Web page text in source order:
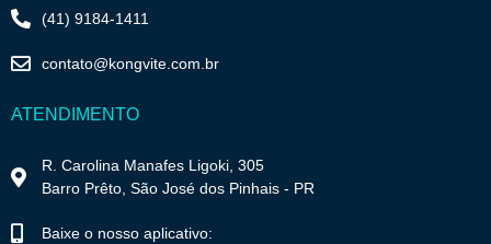
(41) 9184-1411
contato@kongvite.com.br
ATENDIMENTO
R. Carolina Manafes Ligoki, 305
Barro Prêto, São José dos Pinhais - PR
Baixe o nosso aplicativo: